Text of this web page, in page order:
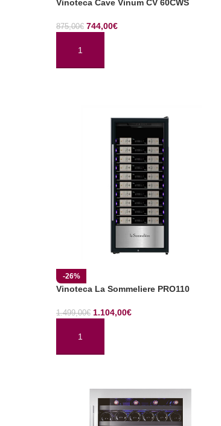
Vinoteca Cave Vinum CV 60CWS
875,00€ 744,00€
AÑADIR AL CARRITO
-26%
Vinoteca La Sommeliere PRO110
1.499,00€ 1.104,00€
AÑADIR AL CARRITO